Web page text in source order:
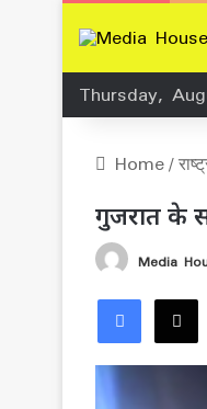
Thursday,
Home/
गुजरात के
Media
X